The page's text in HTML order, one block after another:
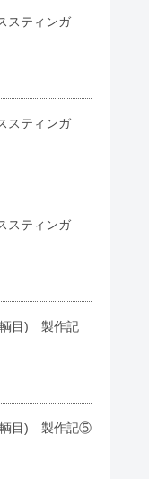
スティンガ
スティンガ
スティンガ
目) 製作記
輌目) 製作記⑤